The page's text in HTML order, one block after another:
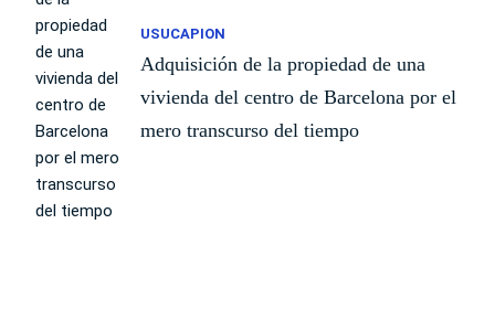
USUCAPION
Adquisición de la propiedad de una
vivienda del centro de Barcelona por el
mero transcurso del tiempo